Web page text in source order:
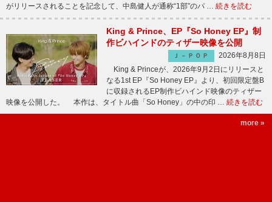
がリリースされることを記念して、中島健人が通称“1部”のパ … 続きを読む
King & Prince、EP『So Honey EP』制
作ビハインドのティザー映像を公開
Ｊ－ＰＯＰ
2026年8月8日
King & Princeが、2026年9月2日にリリースと
なる1st EP『So Honey EP』より、初回限定盤B
に収録されるEP制作ビハインド映像のティザー
映像を公開した。 本作は、タイトル曲「So Honey」の中の印 … 続きを読む
more »